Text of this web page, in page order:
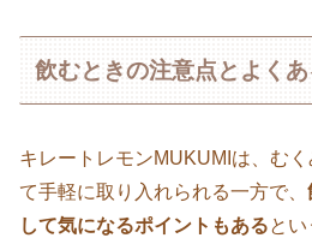
飲むときの注意点とよく
キレートレモンMUKUMIは、む
て手軽に取り入れられる一方で、
して気になるポイントもあるとい